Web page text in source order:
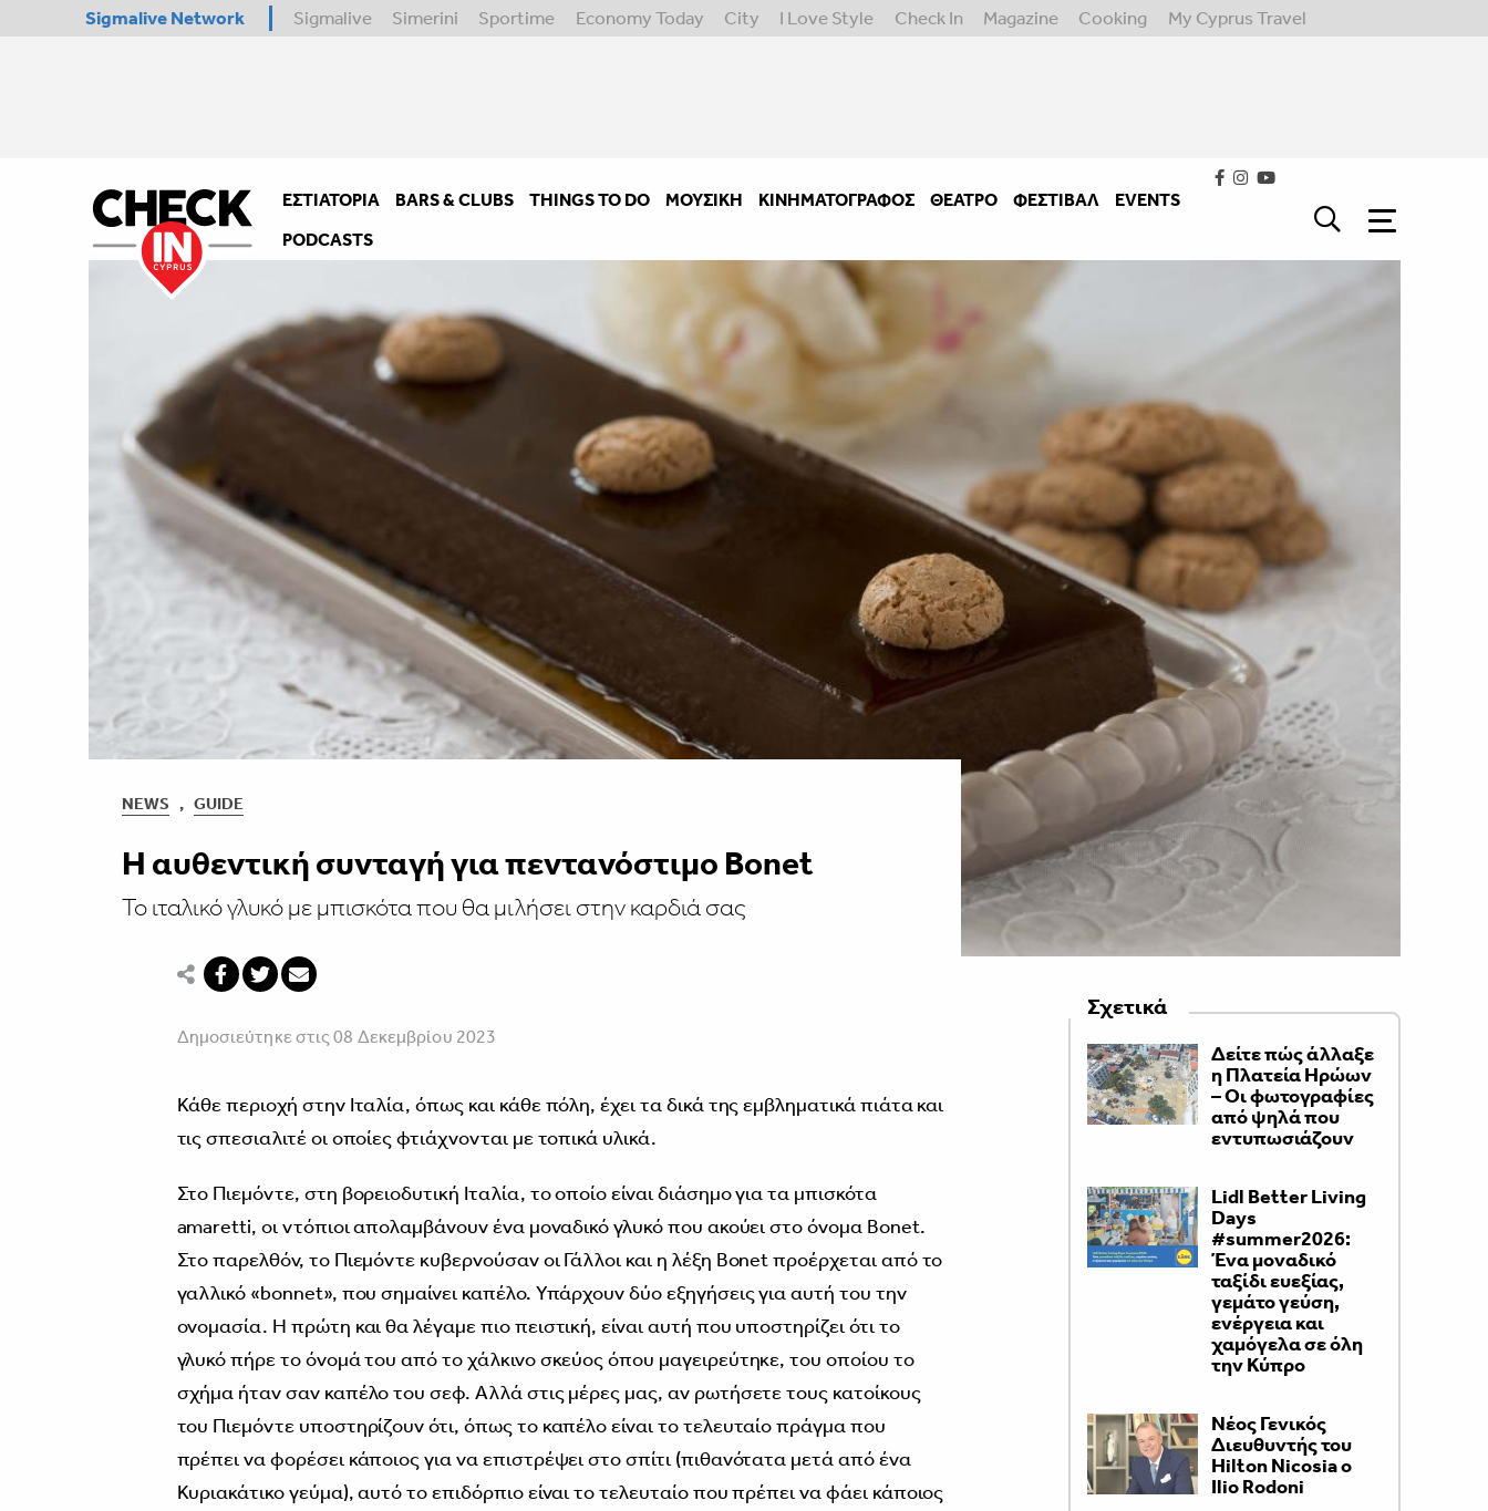
Sigmalive Network Sigmalive Simerini Sportime Economy Today City I Love Style Check In Magazine Cooking My Cyprus Travel
ΕΣΤΙΑΤΌΡΙΑ BARS & CLUBS THINGS TO DO ΜΟΥΣΙΚΉ ΚΙΝΗΜΑΤΟΓΡΆΦΟΣ ΘΈΑΤΡΟ ΦΕΣΤΙΒΑΛ
EVENTS
PODCASTS
NEWS , GUIDE
Η αυθεντική συνταγή για πεντανόστιμο Bonet
Το ιταλικό γλυκό με μπισκότα που θα μιλήσει στην καρδιά σας
Δημοσιεύτηκε στις 08 Δεκεμβρίου 2023
Κάθε περιοχή στην Ιταλία, όπως και κάθε πόλη, έχει τα δικά της εμβληματικά πιάτα και
τις σπεσιαλιτέ οι οποίες φτιάχνονται με τοπικά υλικά.
Στο Πιεμόντε, στη βορειοδυτική Ιταλία, το οποίο είναι διάσημο για τα μπισκότα
amaretti, οι ντόπιοι απολαμβάνουν ένα μοναδικό γλυκό που ακούει στο όνομα Bonet.
Στο παρελθόν, το Πιεμόντε κυβερνούσαν οι Γάλλοι και η λέξη Bonet προέρχεται από το
γαλλικό «bonnet», που σημαίνει καπέλο. Υπάρχουν δύο εξηγήσεις για αυτή του την
ονομασία. Η πρώτη και θα λέγαμε πιο πειστική, είναι αυτή που υποστηρίζει ότι το
γλυκό πήρε το όνομά του από το χάλκινο σκεύος όπου μαγειρεύτηκε, του οποίου το
σχήμα ήταν σαν καπέλο του σεφ. Αλλά στις μέρες μας, αν ρωτήσετε τους κατοίκους
του Πιεμόντε υποστηρίζουν ότι, όπως το καπέλο είναι το τελευταίο πράγμα που
πρέπει να φορέσει κάποιος για να επιστρέψει στο σπίτι (πιθανότατα μετά από ένα
Κυριακάτικο γεύμα), αυτό το επιδόρπιο είναι το τελευταίο που πρέπει να φάει κάποιος
Σχετικά
Δείτε πώς άλλαξε
η Πλατεία Ηρώων
– Οι φωτογραφίες
από ψηλά που
εντυπωσιάζουν
Lidl Better Living
Days
#summer2026:
Ένα μοναδικό
ταξίδι ευεξίας,
γεμάτο γεύση,
ενέργεια και
χαμόγελα σε όλη
την Κύπρο
Νέος Γενικός
Διευθυντής του
Hilton Nicosia ο
Ilio Rodoni